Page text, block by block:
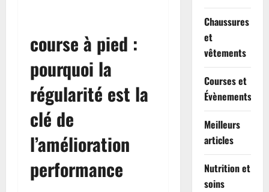
course à pied :
pourquoi la
régularité est la
clé de
l’amélioration
performance
Chaussures
et
vêtements
Courses et
Évènements
Meilleurs
articles
Nutrition et
soins